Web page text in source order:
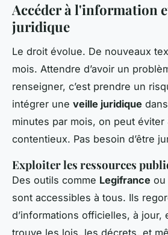
Accéder à l'information
juridique
Le droit évolue. De nouveaux
mois. Attendre d’avoir un
renseigner, c’est prendre un
intégrer une veille juridique
minutes par mois, on peut éviter
contentieux. Pas besoin d’être
Exploiter les ressources
Des outils comme Legifrance ou
sont accessibles à tous. Ils
d’informations officielles, à jour,
trouve les lois, les décrets, et